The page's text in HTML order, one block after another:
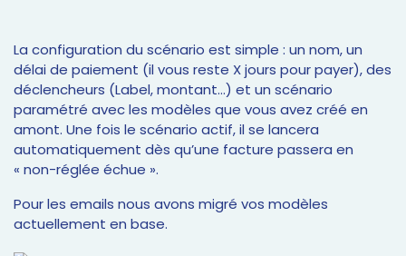
La configuration du scénario est simple : un nom, un
délai de paiement (il vous reste X jours pour payer), des
déclencheurs (Label, montant…) et un scénario
paramétré avec les modèles que vous avez créé en
amont. Une fois le scénario actif, il se lancera
automatiquement dès qu’une facture passera en
« non-réglée échue ».
Pour les emails nous avons migré vos modèles
actuellement en base.